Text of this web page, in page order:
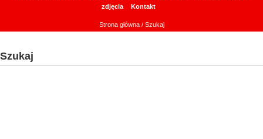
zdjęcia
Kontakt
Strona główna/ Szukaj
Szukaj